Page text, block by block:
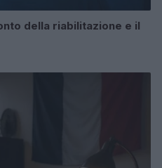
della riabilitazione e il